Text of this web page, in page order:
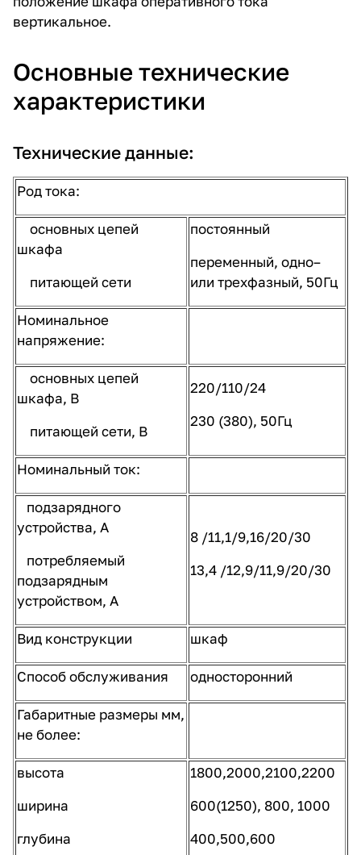
вертикальное.
Основные технические
характеристики
Технические данные:
Род тока:
основных цепей
шкафа
питающей сети
постоянный
переменный, одно–
или трехфазный, 50Гц
Номинальное
напряжение:
основных цепей
шкафа, В
питающей сети, В
220/110/24
230 (380), 50Гц
Номинальный ток:
подзарядного
устройства, А
потребляемый
подзарядным
устройством, А
8 /11,1/9,16/20/30
13,4 /12,9/11,9/20/30
Вид конструкции шкаф
Способ обслуживания односторонний
Габаритные размеры мм,
не более:
высота
ширина
глубина
1800,2000,2100,2200
600(1250), 800, 1000
400,500,600